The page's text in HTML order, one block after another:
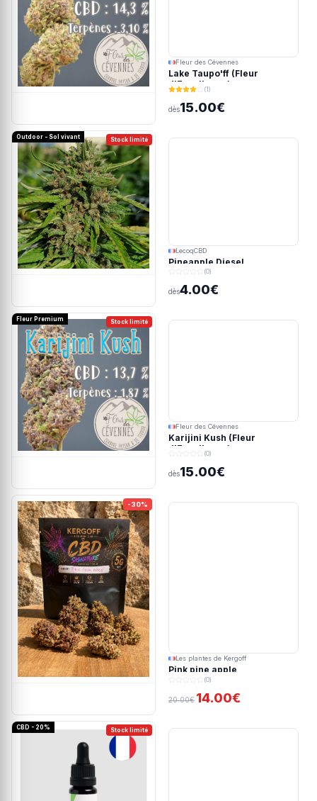
Fleur des Cévennes
Lake Taupo'ff (Fleur
d'Excellence)
(1)
dès15.00€
Stock limité
Outdoor - Sol vivant
LecoqCBD
Pineapple Diesel
(0)
dès4.00€
Stock limité
Fleur Premium
Fleur des Cévennes
Karijini Kush (Fleur
d'Excellence)
(0)
dès15.00€
-30%
Les plantes de Kergoff
Pink pine apple
(0)
20.00€ 14.00€
Stock limité
CBD - 20%